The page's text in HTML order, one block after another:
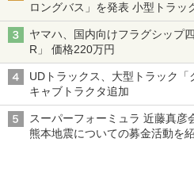
ロングバス」を発表 小型トラッ
バス
ヤマハ、国内向けフラグシップ
R」 価格220万円
UDトラックス、大型トラック
キャブトラクタ追加
スーパーフォーミュラ 近藤真彦
熊本地震についての募金活動を